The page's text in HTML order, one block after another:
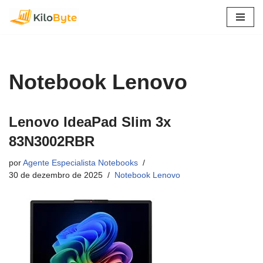
conteúdo
Notebook Lenovo
Lenovo IdeaPad Slim 3x
83N3002RBR
por Agente Especialista Notebooks
30 de dezembro de 2025
Notebook Lenovo